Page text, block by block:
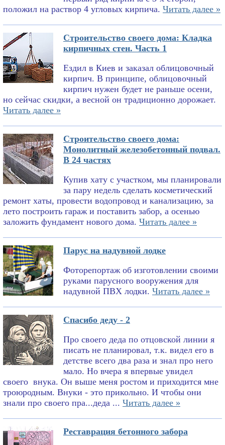
положил на раствор 4 угловых кирпича. Читать далее »
Строительство своего дома: Кладка
кирпичных стен. Часть 1
Ездил в Киев и заказал облицовочный
кирпич. В принципе, облицовочный
кирпич нужен будет не раньше осени,
но сейчас скидки, а весной он традиционно дорожает.
Читать далее »
Строительство своего дома:
Монолитный железобетонный подвал.
В 24 частях
Купив хату с участком, мы планировали
за пару недель сделать косметический
ремонт хаты, провести водопровод и канализацию, за
лето построить гараж и поставить забор, а осенью
заложить фундамент нового дома. Читать далее »
Парус на надувной лодке
Фоторепортаж об изготовлении своими
руками парусного вооружения для
надувной ПВХ лодки. Читать далее »
Спасибо деду - 2
Про своего деда по отцовской линии я
писать не планировал, т.к. видел его в
детстве всего два раза и знал про него
мало. Но вчера я впервые увидел
своего внука. Он выше меня ростом и приходится мне
троюродным. Внуки - это прикольно. И чтобы они
знали про своего пра...деда ... Читать далее »
Реставрация бетонного забора